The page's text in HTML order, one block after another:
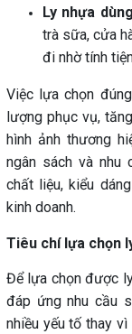
Ly nhựa
trà sữa, cửa
đi nhờ tính
Việc lựa chọn
lượng phục vụ,
hình ảnh thương
ngân sách và nhu
chất liệu, kiểu
kinh doanh.
Tiêu chí lựa chọn
Để lựa chọn được
đáp ứng nhu cầu
nhiều yếu tố thay